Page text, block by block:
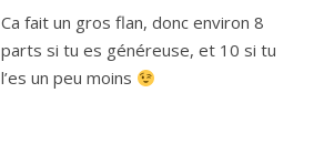
Ca fait un gros flan, donc environ 8
parts si tu es généreuse, et 10 si tu
l’es un peu moins